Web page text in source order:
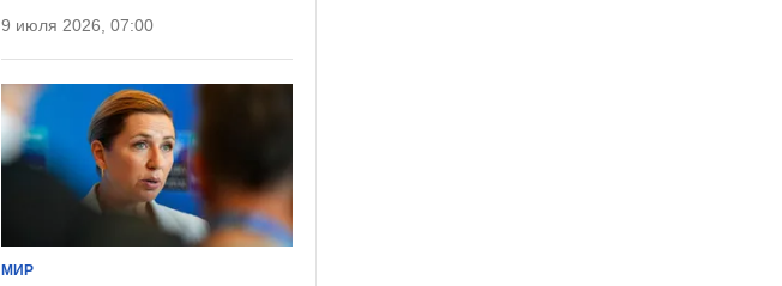
9 июля 2026, 07:00
МИР